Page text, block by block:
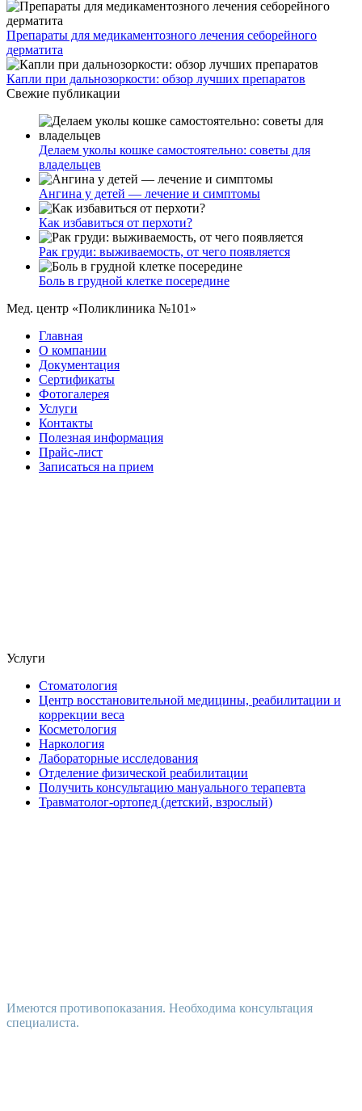
Препараты для медикаментозного лечения себорейного
дерматита
Капли при дальнозоркости: обзор лучших препаратов
Свежие публикации
Делаем уколы кошке самостоятельно: советы для
владельцев
Ангина у детей — лечение и симптомы
Как избавиться от перхоти?
Рак груди: выживаемость, от чего появляется
Боль в грудной клетке посередине
Мед. центр «Поликлиника №101»
Главная
О компании
Документация
Сертификаты
Фотогалерея
Услуги
Контакты
Полезная информация
Прайс-лист
Записаться на прием
Услуги
Стоматология
Центр восстановительной медицины, реабилитации и
коррекции веса
Косметология
Наркология
Лабораторные исследования
Отделение физической реабилитации
Получить консультацию мануального терапевта
Травматолог-ортопед (детский, взрослый)
Имеются противопоказания. Необходима консультация
специалиста.